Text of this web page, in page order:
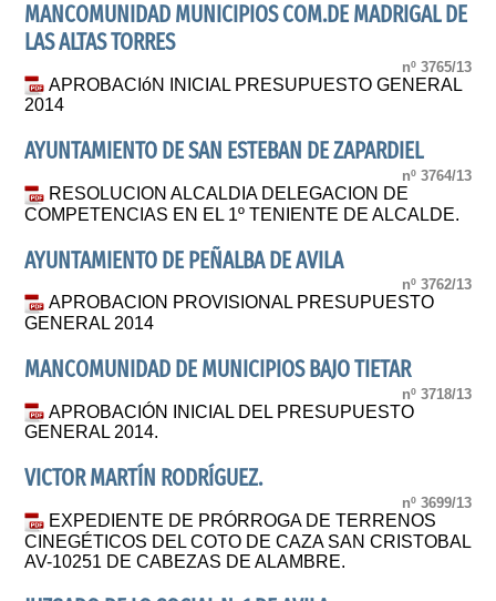
MANCOMUNIDAD MUNICIPIOS COM.DE MADRIGAL DE
LAS ALTAS TORRES
nº 3765/13
APROBACIóN INICIAL PRESUPUESTO GENERAL
2014
AYUNTAMIENTO DE SAN ESTEBAN DE ZAPARDIEL
nº 3764/13
RESOLUCION ALCALDIA DELEGACION DE
COMPETENCIAS EN EL 1º TENIENTE DE ALCALDE.
AYUNTAMIENTO DE PEÑALBA DE AVILA
nº 3762/13
APROBACION PROVISIONAL PRESUPUESTO
GENERAL 2014
MANCOMUNIDAD DE MUNICIPIOS BAJO TIETAR
nº 3718/13
APROBACIÓN INICIAL DEL PRESUPUESTO
GENERAL 2014.
VICTOR MARTÍN RODRÍGUEZ.
nº 3699/13
EXPEDIENTE DE PRÓRROGA DE TERRENOS
CINEGÉTICOS DEL COTO DE CAZA SAN CRISTOBAL
AV-10251 DE CABEZAS DE ALAMBRE.